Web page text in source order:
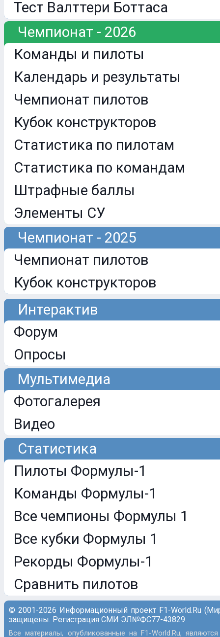
Тест Валттери Боттаса
Чемпионат - 2026
Команды и пилоты
Календарь и результаты
Чемпионат пилотов
Кубок конструкторов
Статистика по пилотам
Статистика по командам
Штрафные баллы
Элементы СУ
Чемпионат - 2025
Чемпионат пилотов
Кубок конструкторов
Интерактив
Форум
Опросы
Мультимедиа
Фотогалерея
Видео
Статистика
Пилоты Формулы-1
Команды Формулы-1
Все чемпионы Формулы 1
Все кубки Формулы 1
Рекорды Формулы-1
Сравнить пилотов
© 2001-2026 Информационный проект F1-World.Ru
защищены. Регистрация СМИ ЭЛ№ФС77-43829
Все материалы, опубликованные на F1-World.Ru,